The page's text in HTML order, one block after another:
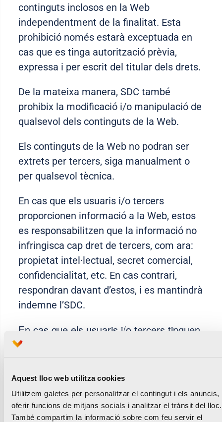
Aquest lloc web utilitza cookies
Utilitzem galetes per personalitzar el contingut i els anuncis,
oferir funcions de mitjans socials i analitzar el trànsit del lloc.
També compartim la informació sobre com feu servir el
continguts inclosos en la Web
independentment de la finalitat. Esta
prohibició només estarà exceptuada en
cas que es tinga autorització prèvia,
expressa i per escrit del titular dels drets.
De la mateixa manera, SDC també
prohibix la modificació i/o manipulació de
qualsevol dels continguts de la Web.
Els continguts de la Web no podran ser
extrets per tercers, siga manualment o
per qualsevol tècnica.
En cas que els usuaris i/o tercers
proporcionen informació a la Web, estos
es responsabilitzen que la informació no
infringisca cap dret de tercers, com ara:
propietat intel·lectual, secret comercial,
confidencialitat, etc. En cas contrari,
respondran davant d’estos, i es mantindrà
indemne l’SDC.
En cas que els usuaris i/o tercers tinguen
coneixement de l’existència d’algun
supose una infracció de drets de
propietat intel·lectual o industrial, ho han
de notificar immediatament a l’SDC.